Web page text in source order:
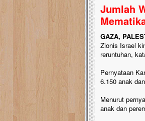
Jumlah
GAZA,
Zionis Israel
reruntuhan,
Pernyataan
6.150 anak
Menurut
anak dan